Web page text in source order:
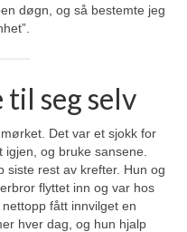
døgn, og så bestemte jeg
seg selv
Det var et sjokk for
og bruke sansene.
siste rest av krefter. Hun og
flyttet inn og var hos
fått innvilget en
hver dag, og hun hjalp